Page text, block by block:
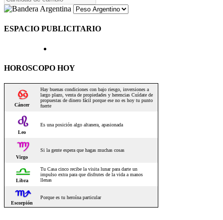
ESPACIO PUBLICITARIO
HOROSCOPO HOY